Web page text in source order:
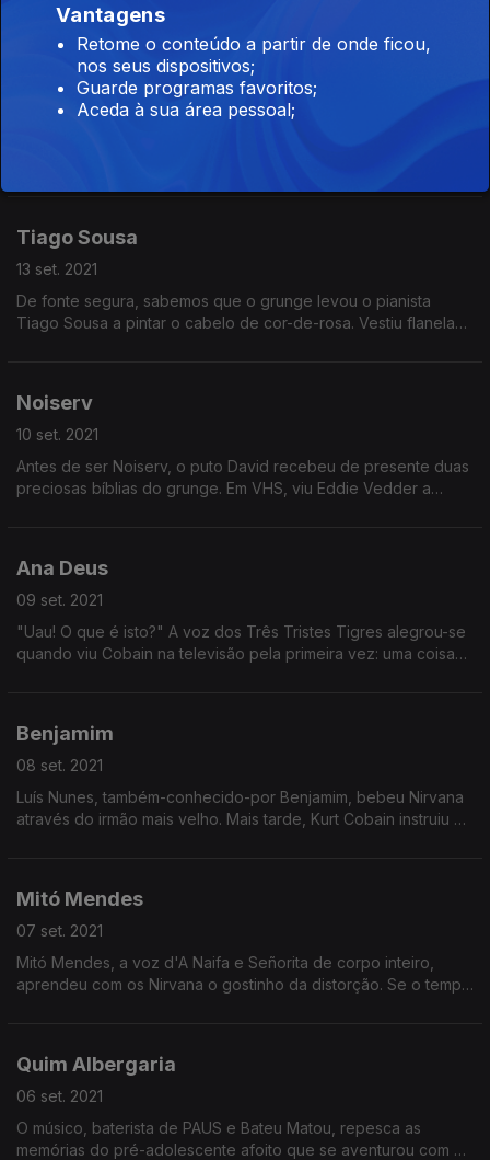
Eddie Vedder, razão pela qual - suspeita - conquistou um
duradouro redemoinho no cabelo.
Surma
14 set. 2021
Tiago Sousa
13 set. 2021
De fonte segura, sabemos que o grunge levou o pianista
Tiago Sousa a pintar o cabelo de cor-de-rosa. Vestiu flanelas,
Noiserv
10 set. 2021
Antes de ser Noiserv, o puto David recebeu de presente duas
preciosas bíblias do grunge. Em VHS, viu Eddie Vedder a
Ana Deus
09 set. 2021
"Uau! O que é isto?" A voz dos Três Tristes Tigres alegrou-se
quando viu Cobain na televisão pela primeira vez: uma coisa
Benjamim
08 set. 2021
Luís Nunes, também-conhecido-por Benjamim, bebeu Nirvana
através do irmão mais velho. Mais tarde, Kurt Cobain instruiu a
Mitó Mendes
07 set. 2021
Mitó Mendes, a voz d'A Naifa e Señorita de corpo inteiro,
aprendeu com os Nirvana o gostinho da distorção. Se o tempo
Quim Albergaria
06 set. 2021
O músico, baterista de PAUS e Bateu Matou, repesca as
memórias do pré-adolescente afoito que se aventurou com o
Vantagens
Retome o conteúdo a partir de onde ficou,
nos seus dispositivos;
Guarde programas favoritos;
Aceda à sua área pessoal;